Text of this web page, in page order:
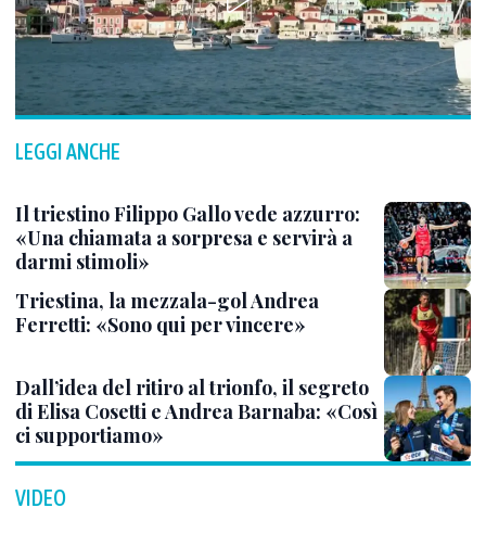
LEGGI ANCHE
Il triestino Filippo Gallo vede azzurro:
«Una chiamata a sorpresa e servirà a
darmi stimoli»
Triestina, la mezzala-gol Andrea
Ferretti: «Sono qui per vincere»
Dall’idea del ritiro al trionfo, il segreto
di Elisa Cosetti e Andrea Barnaba: «Così
ci supportiamo»
VIDEO